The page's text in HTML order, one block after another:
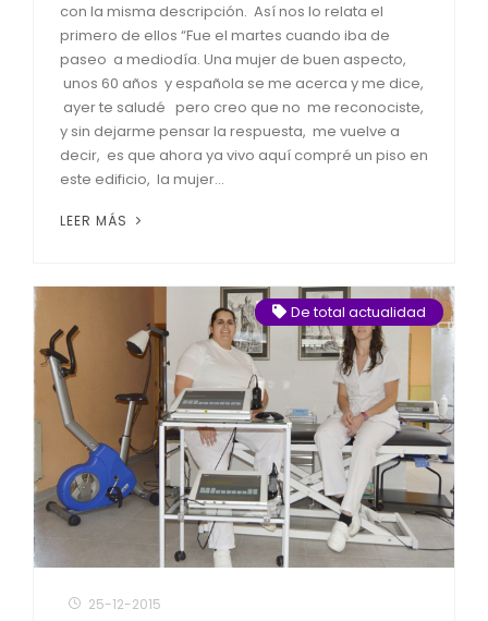
con la misma descripción. Así nos lo relata el
primero de ellos “Fue el martes cuando iba de
paseo a mediodía. Una mujer de buen aspecto,
unos 60 años y española se me acerca y me dice,
ayer te saludé pero creo que no me reconociste,
y sin dejarme pensar la respuesta, me vuelve a
decir, es que ahora ya vivo aquí compré un piso en
este edificio, la mujer...
LEER MÁS
De total actualidad
25-12-2015